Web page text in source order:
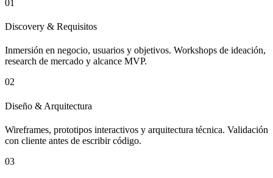
01
Discovery & Requisitos
Inmersión en negocio, usuarios y objetivos. Workshops de ideación,
research de mercado y alcance MVP.
02
Diseño & Arquitectura
Wireframes, prototipos interactivos y arquitectura técnica. Validación
con cliente antes de escribir código.
03